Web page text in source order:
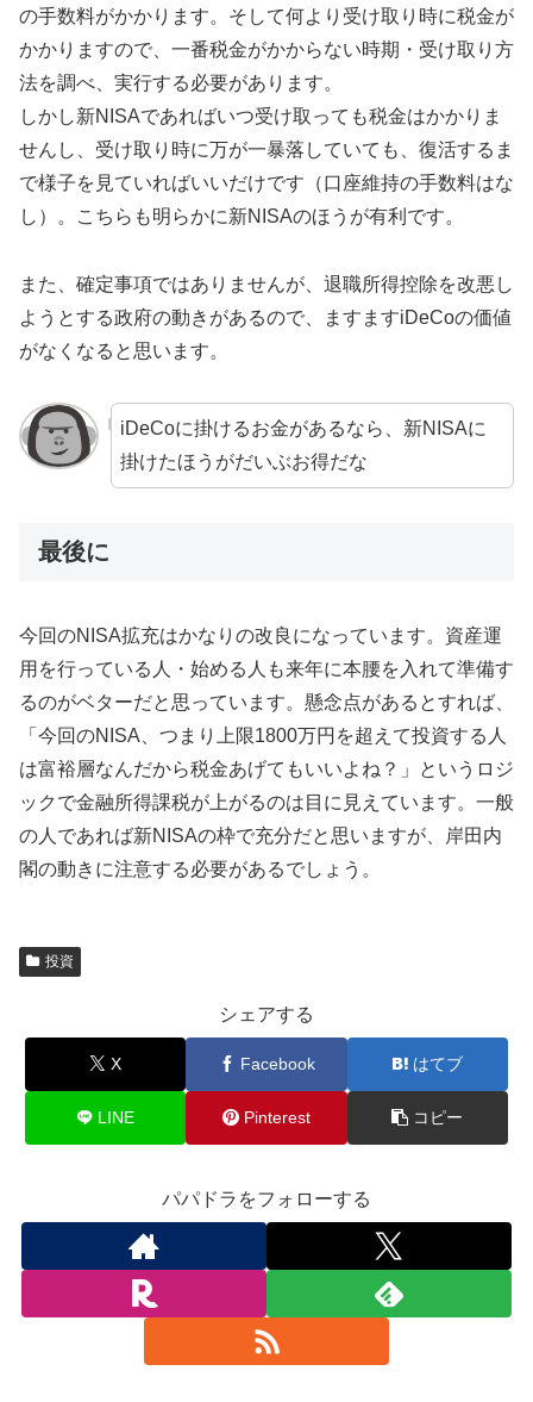
の手数料がかかります。そして何より受け取り時に税金が
かかりますので、一番税金がかからない時期・受け取り方
法を調べ、実行する必要があります。
しかし新NISAであればいつ受け取っても税金はかかりま
せんし、受け取り時に万が一暴落していても、復活するま
で様子を見ていればいいだけです（口座維持の手数料はな
し）。こちらも明らかに新NISAのほうが有利です。
また、確定事項ではありませんが、退職所得控除を改悪し
ようとする政府の動きがあるので、ますますiDeCoの価値
がなくなると思います。
iDeCoに掛けるお金があるなら、新NISAに
掛けたほうがだいぶお得だな
最後に
今回のNISA拡充はかなりの改良になっています。資産運
用を行っている人・始める人も来年に本腰を入れて準備す
るのがベターだと思っています。懸念点があるとすれば、
「今回のNISA、つまり上限1800万円を超えて投資する人
は富裕層なんだから税金あげてもいいよね？」というロジ
ックで金融所得課税が上がるのは目に見えています。一般
の人であれば新NISAの枠で充分だと思いますが、岸田内
閣の動きに注意する必要があるでしょう。
投資
シェアする
X Facebook はてブ
LINE Pinterest コピー
パパドラをフォローする